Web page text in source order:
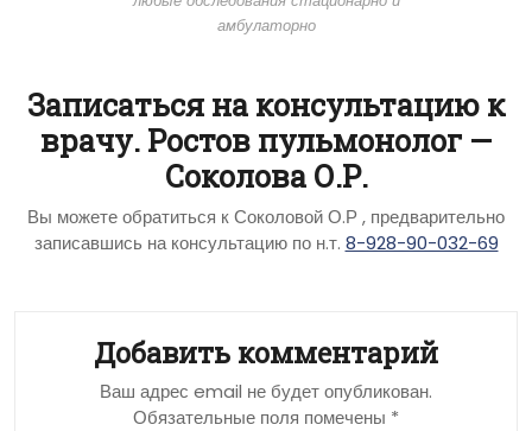
амбулаторно
Записаться на консультацию к
врачу. Ростов пульмонолог —
Соколова О.Р.
Вы можете обратиться к Соколовой О.Р , предварительно
записавшись на консультацию по н.т. 8-928-90-032-69
Добавить комментарий
Ваш адрес email не будет опубликован.
Обязательные поля помечены *